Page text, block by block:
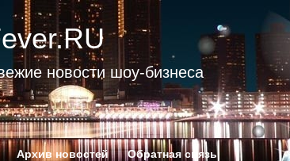
новости шоу-бизнеса
Архив новостей Обратная связь